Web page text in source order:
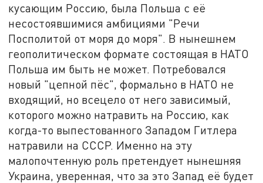
кусающим Россию, была Польша с её
несостоявшимися амбициями "Речи
Посполитой от моря до моря". В нынешнем
геополитическом формате состоящая в НАТО
Польша им быть не может. Потребовался
новый "цепной пёс", формально в НАТО не
входящий, но всецело от него зависимый,
которого можно натравить на Россию, как
когда-то выпестованного Западом Гитлера
натравили на СССР. Именно на эту
малопочтенную роль претендует нынешняя
Украина, уверенная, что за это Запад её будет